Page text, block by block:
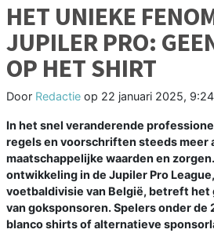
HET UNIEKE
JUPILER PRO:
OP HET SHIRT
Door Redactie op 22 januari 2025,
In het snel veranderende
regels en voorschriften steeds meer
maatschappelijke waarden en
ontwikkeling in de Jupiler Pro
voetbaldivisie van België, betreft
van goksponsoren. Spelers onder de
blanco shirts of alternatieve